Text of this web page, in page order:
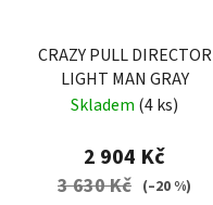
CRAZY PULL DIRECTOR
LIGHT MAN GRAY
Skladem (4 ks)
2 904 Kč
3 630 Kč (–20 %)